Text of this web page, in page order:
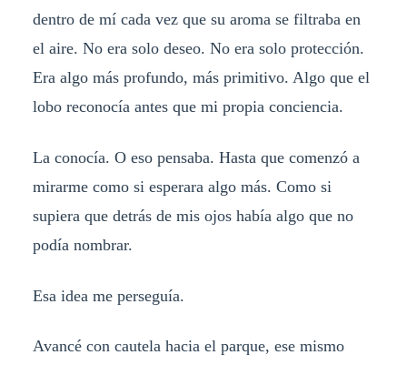
dentro de mí cada vez que su aroma se filtraba en
el aire. No era solo deseo. No era solo protección.
Era algo más profundo, más primitivo. Algo que el
lobo reconocía antes que mi propia conciencia.
La conocía. O eso pensaba. Hasta que comenzó a
mirarme como si esperara algo más. Como si
supiera que detrás de mis ojos había algo que no
podía nombrar.
Esa idea me perseguía.
Avancé con cautela hacia el parque, ese mismo